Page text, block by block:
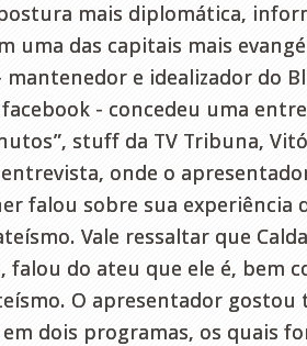
mais diplomática,
uma das capitais mais
mantenedor e idealizador do
- concedeu uma
stuff da TV Tribuna,
onde o
falou sobre sua experiência
Vale ressaltar que
falou do ateu que ele é, bem
O apresentador
dois programas, os quais